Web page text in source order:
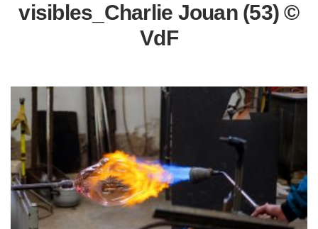
visibles_Charlie Jouan (53) ©
VdF